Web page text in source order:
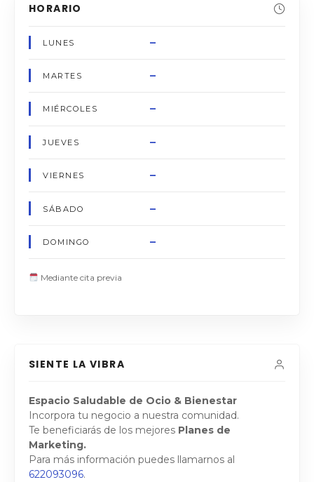
HORARIO
LUNES –
MARTES –
MIÉRCOLES –
JUEVES –
VIERNES –
SÁBADO –
DOMINGO –
Mediante cita previa
SIENTE LA VIBRA
Espacio Saludable de Ocio & Bienestar
Incorpora tu negocio a nuestra comunidad.
Te beneficiarás de los mejores Planes de
Marketing.
Para más información puedes llamarnos al
622093096.